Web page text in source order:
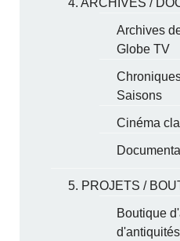
Archives
Globe TV
Saisons
Cinéma
5. PROJETS /
Boutique
d'antiquités